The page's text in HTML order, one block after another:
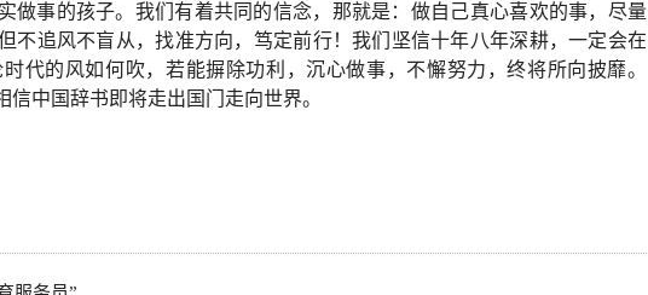
做事的孩子。我们有着共同的信念，那就是： 做自己真心喜欢的事， 尽量
不追风不盲从，找准方向，笃定前行！我们坚信十年八年深耕，一定会在
时代的风如何吹，若能摒除功利，沉心做事，不懈努力，终将所向披靡。
中国辞书即将走出国门走向世界。